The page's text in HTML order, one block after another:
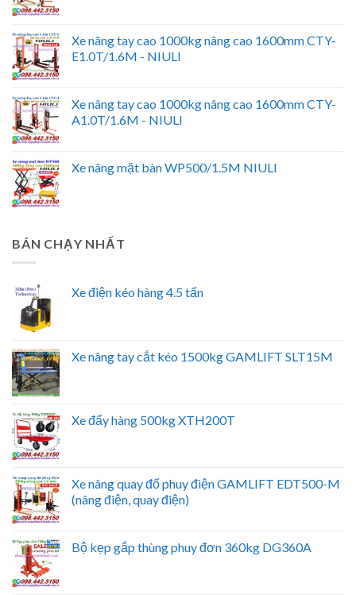
Xe nâng tay cao 1000kg nâng cao 1600mm CTY-
E1.0T/1.6M - NIULI
Xe nâng tay cao 1000kg nâng cao 1600mm CTY-
A1.0T/1.6M - NIULI
Xe nâng mặt bàn WP500/1.5M NIULI
BÁN CHẠY NHẤT
Xe điện kéo hàng 4.5 tấn
Xe nâng tay cắt kéo 1500kg GAMLIFT SLT15M
Xe đẩy hàng 500kg XTH200T
Xe nâng quay đổ phuy điện GAMLIFT EDT500-M
(nâng điện, quay điện)
Bộ kẹp gắp thùng phuy đơn 360kg DG360A